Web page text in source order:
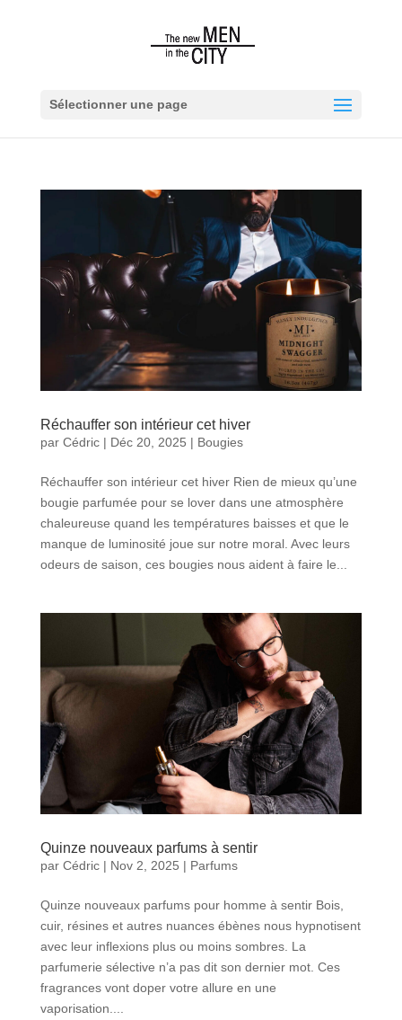
Sélectionner une page
Réchauffer son intérieur cet hiver
par Cédric| Déc 20, 2025 | Bougies
Réchauffer son intérieur cet hiver Rien de mieux qu’une
bougie parfumée pour se lover dans une atmosphère
chaleureuse quand les températures baisses et que le
manque de luminosité joue sur notre moral. Avec leurs
odeurs de saison, ces bougies nous aident à faire le...
Quinze nouveaux parfums à sentir
par Cédric| Nov 2, 2025 | Parfums
Quinze nouveaux parfums pour homme à sentir Bois,
cuir, résines et autres nuances ébènes nous hypnotisent
avec leur inflexions plus ou moins sombres. La
parfumerie sélective n’a pas dit son dernier mot. Ces
fragrances vont doper votre allure en une
vaporisation....